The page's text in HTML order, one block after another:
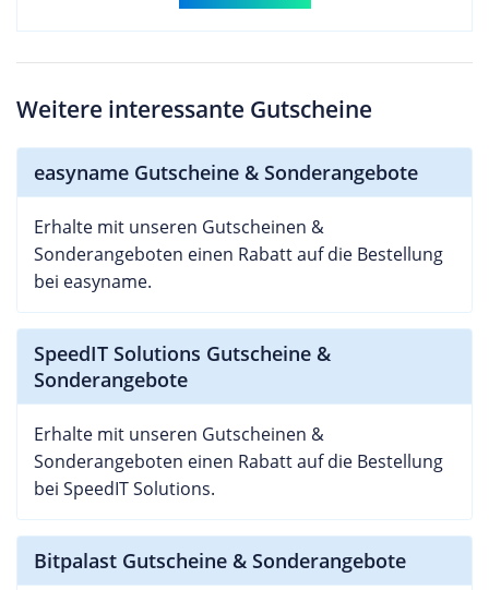
Weitere interessante Gutscheine
easyname Gutscheine & Sonderangebote
Erhalte mit unseren Gutscheinen &
Sonderangeboten einen Rabatt auf die Bestellung
bei easyname.
SpeedIT Solutions Gutscheine &
Sonderangebote
Erhalte mit unseren Gutscheinen &
Sonderangeboten einen Rabatt auf die Bestellung
bei SpeedIT Solutions.
Bitpalast Gutscheine & Sonderangebote